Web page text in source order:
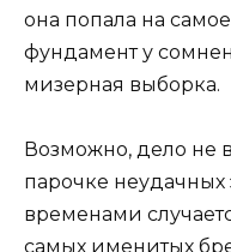
она попала на
фундамент у
мизерная выборка.
Возможно, дело не
парочке неудачных
временами
самых именитых